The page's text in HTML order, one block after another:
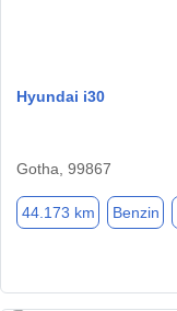
Hyundai i30
Gotha, 99867
44.173 km Benzin